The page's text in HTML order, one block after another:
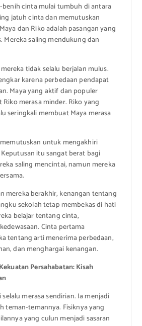
benih cinta mulai tumbuh di antara
jatuh cinta dan memutuskan
dan Riko adalah pasangan yang
Mereka saling mendukung dan
tidak selalu berjalan mulus.
karena perbedaan pendapat
Maya yang aktif dan populer
merasa minder. Riko yang
seringkali membuat Maya merasa
untuk mengakhiri
itu sangat berat bagi
saling mencintai, namun mereka
mereka berakhir, kenangan tentang
sekolah tetap membekas di hati
belajar tentang cinta,
Cinta pertama
tentang arti menerima perbedaan,
dan menghargai kenangan.
Persahabatan: Kisah
merasa sendirian. Ia menjadi
teman-temannya. Fisiknya yang
yang culun menjadi sasaran